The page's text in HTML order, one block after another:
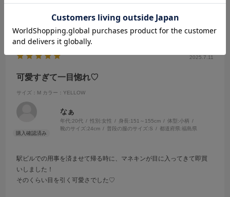
2025.7.11
可愛すぎて一目惚れ♡
サイズ：M カラー：YELLOW
なぁ
年代:20代 性別:女性 身長:151～155cm 体型:小柄
靴のサイズ:24cm 普段の服のサイズ:S 都道府県:福島県
駅ビルでの用事を済ませて帰る時に、マネキンが目に入ってきて即買
いしました！
そのくらい目を引く可愛さでした♡